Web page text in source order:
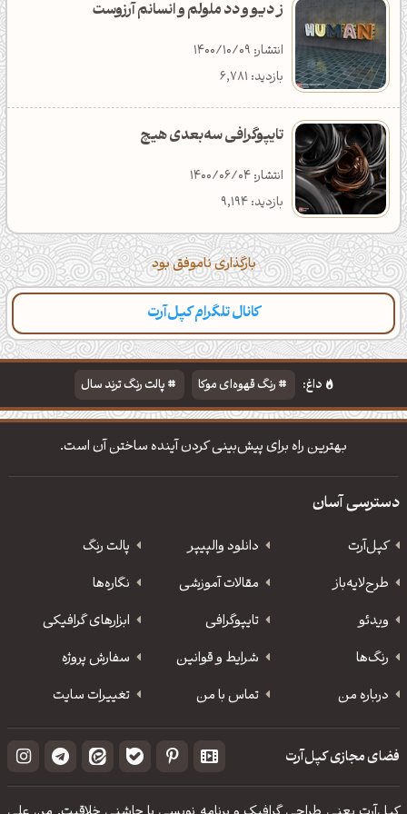
ز دیو و دد ملولم و انسانم آرزوست
انتشار: 1400/10/09
بازدید: 6,781
تایپوگرافی سه‌بعدی هیچ
انتشار: 1400/06/04
بازدید: 9,194
بارگذاری ناموفق بود
کانال تلگرام کپل‌آرت
داغ: رنگ قهوه‌ای موکا
پالت رنگ ترند سال
دانلود والپیپر مذهبی
تایپوگرافی شعر مولانا
بهترین راه برای پیش‌بینی کردن آینده ساختن آن است.
دسترسی آسان
کپل‌آرت دانلود‌ والپیپر
پالت رنگ
طرح‌لایه‌باز
مقالات آموزشی
نگاره‌ها
ویدئو
‌تایپوگرافی
ابزارهای گرافیکی
رنگ‌ها
شرایط و قوانین
سفارش پروژه
درباره من
تماس با من تغییرات سایت
فضای مجازی کپل‌آرت